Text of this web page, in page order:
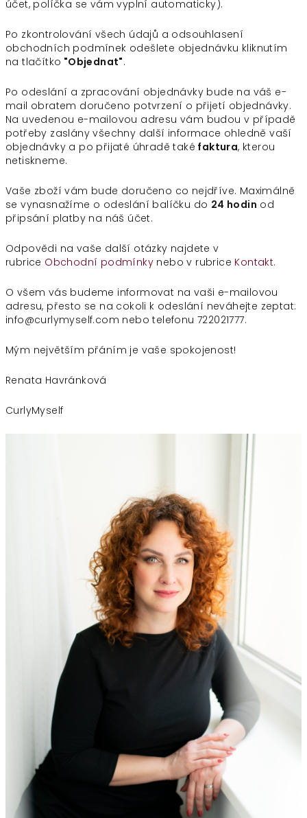
účet, políčka se vám vyplní automaticky).
Po zkontrolování všech údajů a odsouhlasení
obchodních podmínek odešlete objednávku kliknutím
na tlačítko "Objednat".
Po odeslání a zpracování objednávky bude na váš e-
mail obratem doručeno potvrzení o přijetí objednávky.
Na uvedenou e-mailovou adresu vám budou v případě
potřeby zaslány všechny další informace ohledně vaší
objednávky a po přijaté úhradě také faktura, kterou
netiskneme.
Vaše zboží vám bude doručeno co nejdříve. Maximálně
se vynasnažíme o odeslání balíčku do 24 hodin od
připsání platby na náš účet.
Odpovědi na vaše další otázky najdete v
rubrice Obchodní podmínky nebo v rubrice Kontakt.
O všem vás budeme informovat na vaši e-mailovou
adresu, přesto se na cokoli k odeslání neváhejte zeptat:
info@curlymyself.com nebo telefonu 722021777.
Mým největším přáním je vaše spokojenost!
Renata Havránková
CurlyMyself